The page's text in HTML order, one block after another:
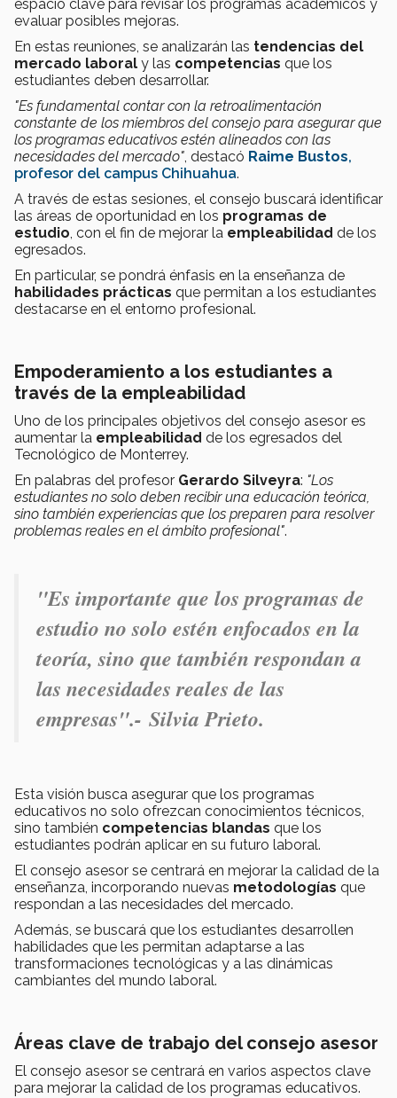
espacio clave para revisar los programas académicos y
evaluar posibles mejoras.
En estas reuniones, se analizarán las tendencias del
mercado laboral y las competencias que los
estudiantes deben desarrollar.
"Es fundamental contar con la retroalimentación
constante de los miembros del consejo para asegurar que
los programas educativos estén alineados con las
necesidades del mercado", destacó Raime Bustos,
profesor del campus Chihuahua.
A través de estas sesiones, el consejo buscará identificar
las áreas de oportunidad en los programas de
estudio, con el fin de mejorar la empleabilidad de los
egresados.
En particular, se pondrá énfasis en la enseñanza de
habilidades prácticas que permitan a los estudiantes
destacarse en el entorno profesional.
Empoderamiento a los estudiantes a
través de la empleabilidad
Uno de los principales objetivos del consejo asesor es
aumentar la empleabilidad de los egresados del
Tecnológico de Monterrey.
En palabras del profesor Gerardo Silveyra: "Los
estudiantes no solo deben recibir una educación teórica,
sino también experiencias que los preparen para resolver
problemas reales en el ámbito profesional".
"Es importante que los programas de
estudio no solo estén enfocados en la
teoría, sino que también respondan a
las necesidades reales de las
empresas".- Silvia Prieto.
Esta visión busca asegurar que los programas
educativos no solo ofrezcan conocimientos técnicos,
sino también competencias blandas que los
estudiantes podrán aplicar en su futuro laboral.
El consejo asesor se centrará en mejorar la calidad de la
enseñanza, incorporando nuevas metodologías que
respondan a las necesidades del mercado.
Además, se buscará que los estudiantes desarrollen
habilidades que les permitan adaptarse a las
transformaciones tecnológicas y a las dinámicas
cambiantes del mundo laboral.
Áreas clave de trabajo del consejo asesor
El consejo asesor se centrará en varios aspectos clave
para mejorar la calidad de los programas educativos.